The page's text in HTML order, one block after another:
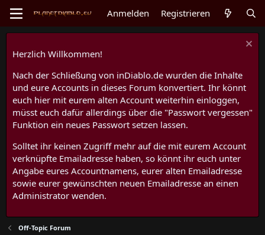
Anmelden Registrieren
Herzlich Willkommen!
Nach der Schließung von inDiablo.de wurden die Inhalte
und eure Accounts in dieses Forum konvertiert. Ihr könnt
euch hier mit eurem alten Account weiterhin einloggen,
müsst euch dafür allerdings über die "Passwort vergessen"
Funktion ein neues Passwort setzen lassen.
Solltet ihr keinen Zugriff mehr auf die mit eurem Account
verknüpfte Emailadresse haben, so könnt ihr euch unter
Angabe eures Accountnamens, eurer alten Emailadresse
sowie eurer gewünschten neuen Emailadresse an einen
Administrator wenden.
Off-Topic Forum